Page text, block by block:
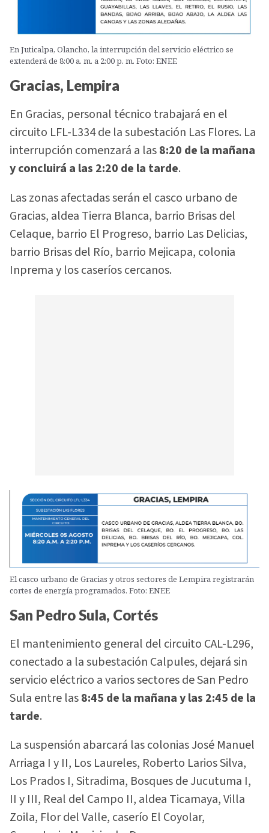
En Juticalpa, Olancho, la interrupción del servicio eléctrico se
extenderá de 8:00 a. m. a 2:00 p. m. Foto: ENEE
Gracias, Lempira
En Gracias, personal técnico trabajará en el
circuito LFL-L334 de la subestación Las Flores. La
interrupción comenzará a las8:20 de la mañana
y concluirá a las 2:20 de la tarde.
Las zonas afectadas serán el casco urbano de
Gracias, aldea Tierra Blanca, barrio Brisas del
Celaque, barrio El Progreso, barrio Las Delicias,
barrio Brisas del Río, barrio Mejicapa, colonia
Inprema y los caseríos cercanos.
El casco urbano de Gracias y otros sectores de Lempira registrarán
cortes de energía programados. Foto: ENEE
San Pedro Sula, Cortés
El mantenimiento general del circuito CAL-L296,
conectado a la subestación Calpules, dejará sin
servicio eléctrico a varios sectores de San Pedro
Sula entre las8:45 de la mañana y las 2:45 de la
tarde.
La suspensión abarcará las colonias José Manuel
Arriaga I y II, Los Laureles, Roberto Larios Silva,
Los Prados I, Sitradima, Bosques de Jucutuma I,
II y III, Real del Campo II, aldea Ticamaya, Villa
Zoila, Flor del Valle, caserío El Coyolar,